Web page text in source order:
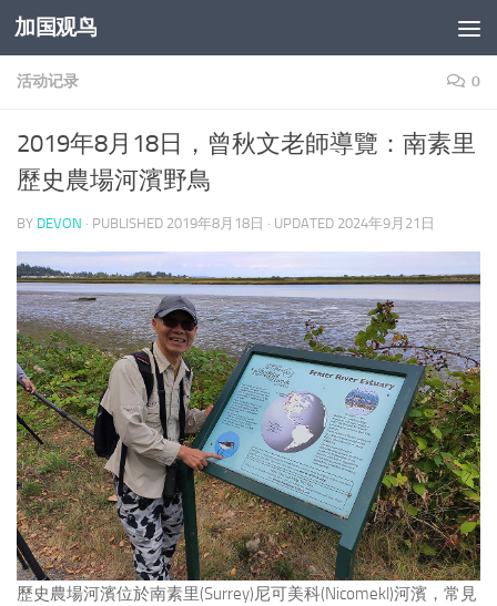
Skip to content
加国观鸟
活动记录 0
2019年8月18日，曾秋文老師導覽：南素里
歷史農場河濱野鳥
BY DEVON · PUBLISHED 2019年8月18日 · UPDATED 2024年9月21日
歷史農場河濱位於南素里(Surrey)尼可美科(Nicomekl)河濱，常見